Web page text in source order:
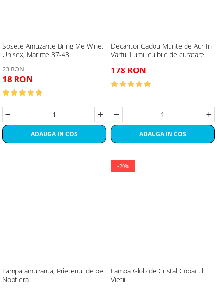
Sosete Amuzante Bring Me Wine,
Unisex, Marime 37-43
23 RON
18 RON
ADAUGA IN COS
Decantor Cadou Munte de Aur In
Varful Lumii cu bile de curatare
178 RON
ADAUGA IN COS
Lampa amuzanta, Prietenul de pe
Noptiera
-20%
Lampa Glob de Cristal Copacul
Vietii